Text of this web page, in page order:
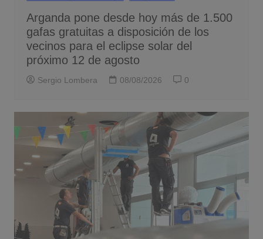
Arganda pone desde hoy más de 1.500
gafas gratuitas a disposición de los
vecinos para el eclipse solar del
próximo 12 de agosto
Sergio Lombera 08/08/2026 0